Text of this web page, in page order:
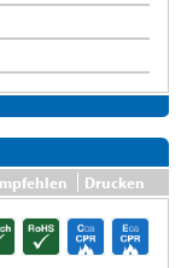
Drucken